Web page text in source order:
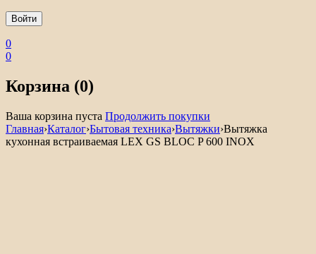
0
0
Корзина (0)
Ваша корзина пуста Продолжить покупки
Главная›Каталог›Бытовая техника›Вытяжки›Вытяжка
кухонная встраиваемая LEX GS BLOC P 600 INOX